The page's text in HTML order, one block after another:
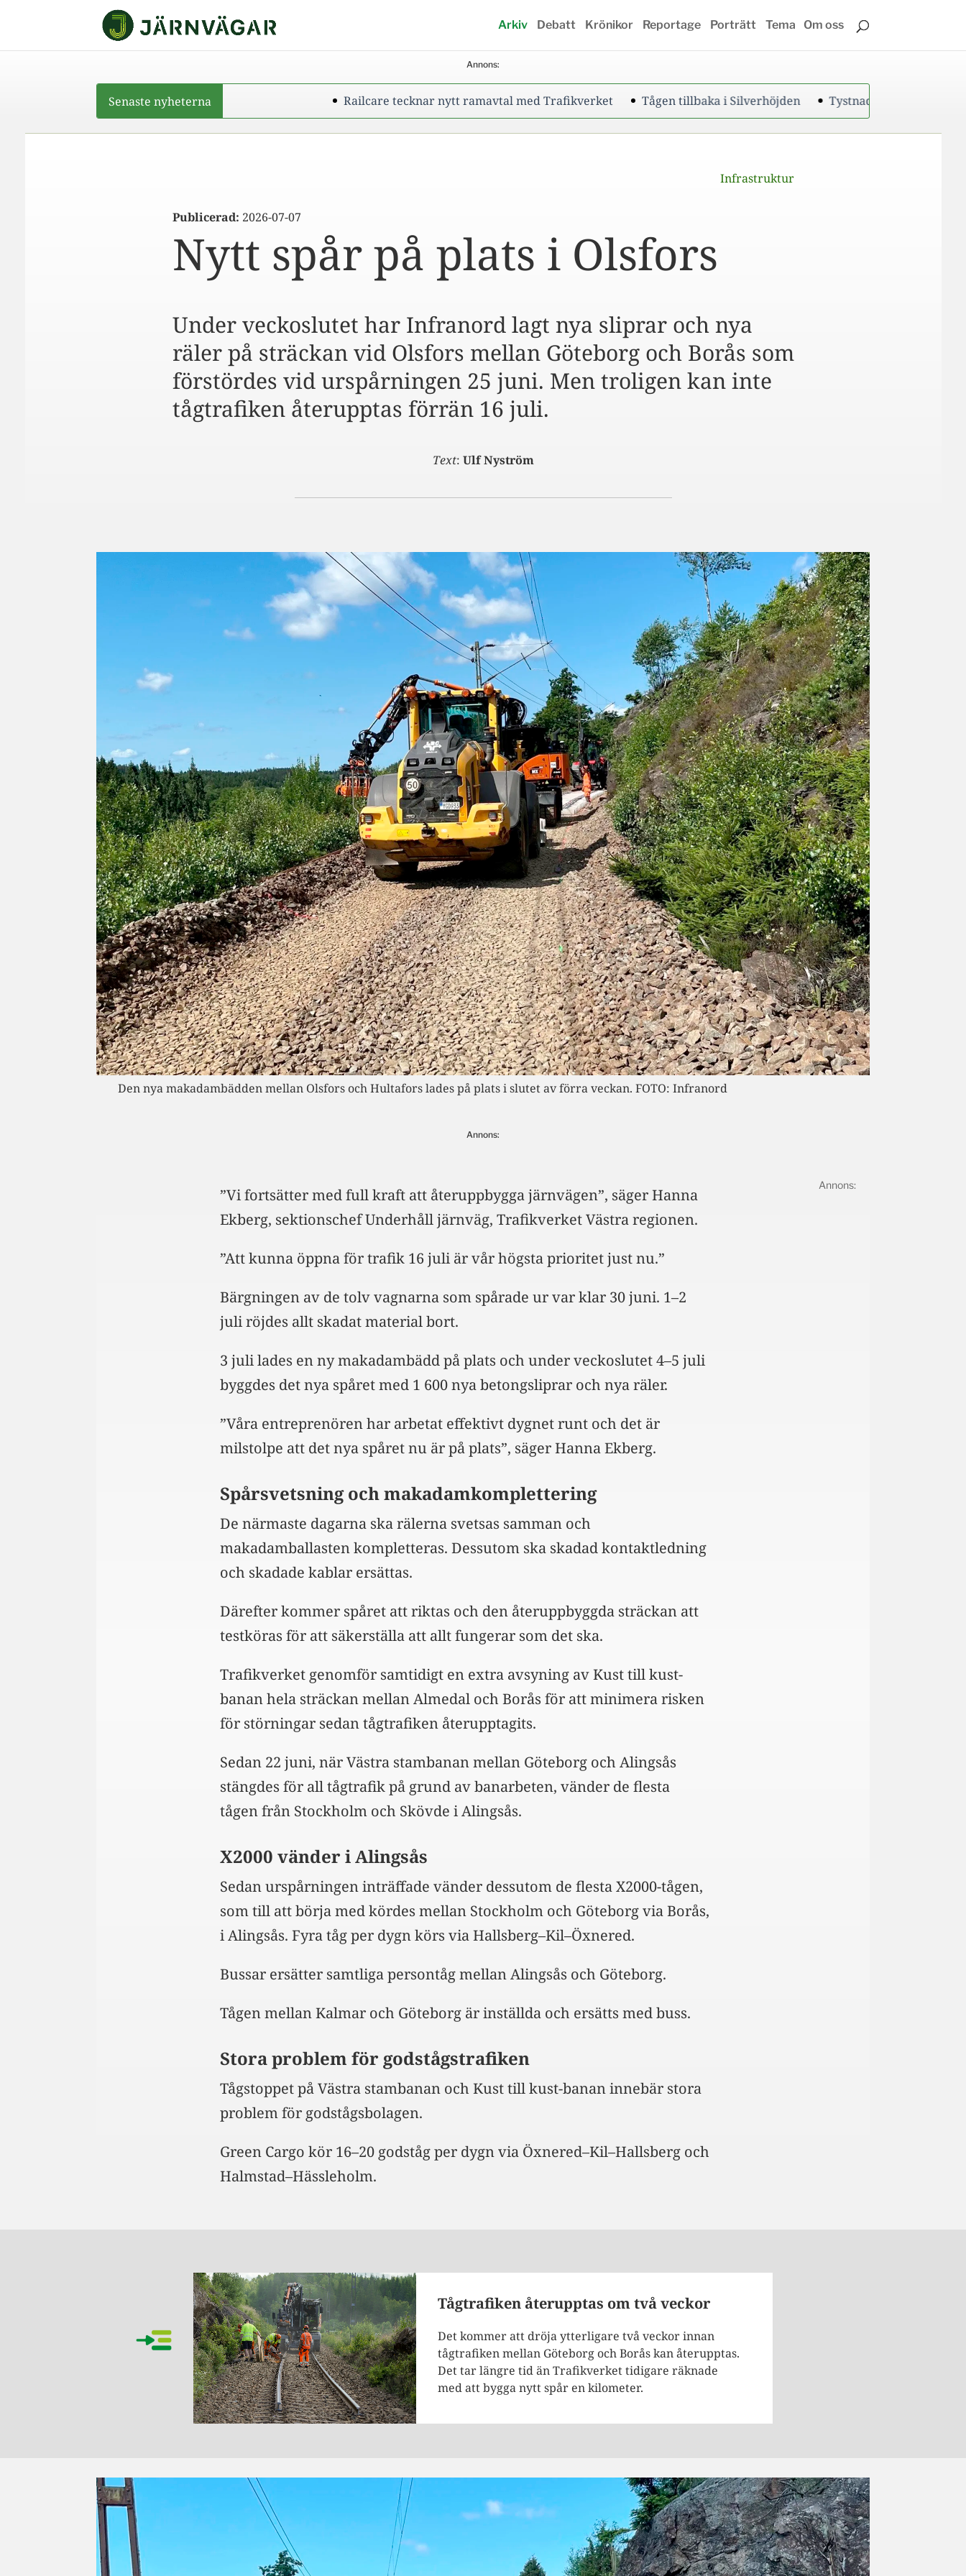
Arkiv Debatt Krönikor Reportage Porträtt Tema Om oss
Annons:
Senaste nyheterna Railcare tecknar nytt ramavtal med Trafikverket Tågen tillbaka i Silverhöjden Tystnad från regeringen om
Infrastruktur
Publicerad: 2026-07-07
Nytt spår på plats i Olsfors
Under veckoslutet har Infranord lagt nya sliprar och nya
räler på sträckan vid Olsfors mellan Göteborg och Borås som
förstördes vid urspårningen 25 juni. Men troligen kan inte
tågtrafiken återupptas förrän 16 juli.
Text: Ulf Nyström
Den nya makadambädden mellan Olsfors och Hultafors lades på plats i slutet av förra veckan. FOTO: Infranord
Annons:
”Vi fortsätter med full kraft att återuppbygga järnvägen”, säger Hanna
Ekberg, sektionschef Underhåll järnväg, Trafikverket Västra regionen.
”Att kunna öppna för trafik 16 juli är vår högsta prioritet just nu.”
Bärgningen av de tolv vagnarna som spårade ur var klar 30 juni. 1–2
juli röjdes allt skadat material bort.
3 juli lades en ny makadambädd på plats och under veckoslutet 4–5 juli
byggdes det nya spåret med 1 600 nya betongsliprar och nya räler.
”Våra entreprenören har arbetat effektivt dygnet runt och det är
milstolpe att det nya spåret nu är på plats”, säger Hanna Ekberg.
Spårsvetsning och makadamkomplettering
De närmaste dagarna ska rälerna svetsas samman och
makadamballasten kompletteras. Dessutom ska skadad kontaktledning
och skadade kablar ersättas.
Därefter kommer spåret att riktas och den återuppbyggda sträckan att
testköras för att säkerställa att allt fungerar som det ska.
Trafikverket genomför samtidigt en extra avsyning av Kust till kust-
banan hela sträckan mellan Almedal och Borås för att minimera risken
för störningar sedan tågtrafiken återupptagits.
Sedan 22 juni, när Västra stambanan mellan Göteborg och Alingsås
stängdes för all tågtrafik på grund av banarbeten, vänder de flesta
tågen från Stockholm och Skövde i Alingsås.
X2000 vänder i Alingsås
Sedan urspårningen inträffade vänder dessutom de flesta X2000-tågen,
som till att börja med kördes mellan Stockholm och Göteborg via Borås,
i Alingsås. Fyra tåg per dygn körs via Hallsberg–Kil–Öxnered.
Bussar ersätter samtliga persontåg mellan Alingsås och Göteborg.
Tågen mellan Kalmar och Göteborg är inställda och ersätts med buss.
Stora problem för godstågstrafiken
Tågstoppet på Västra stambanan och Kust till kust-banan innebär stora
problem för godstågsbolagen.
Green Cargo kör 16–20 godståg per dygn via Öxnered–Kil–Hallsberg och
Halmstad–Hässleholm.
Tågtrafiken återupptas om två veckor
Det kommer att dröja ytterligare två veckor innan
tågtrafiken mellan Göteborg och Borås kan återupptas.
Det tar längre tid än Trafikverket tidigare räknade
med att bygga nytt spår en kilometer.